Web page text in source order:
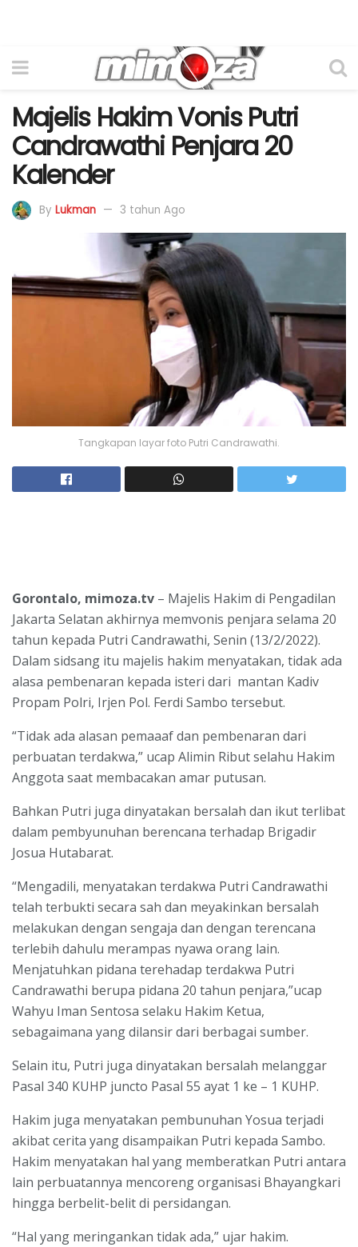
Majelis Hakim Vonis Putri
Candrawathi Penjara 20
Kalender
By Lukman 3 tahun Ago
Tangkapan layar foto Putri Candrawathi.
Gorontalo, mimoza.tv – Majelis Hakim di Pengadilan
Jakarta Selatan akhirnya memvonis penjara selama 20
tahun kepada Putri Candrawathi, Senin (13/2/2022).
Dalam sidsang itu majelis hakim menyatakan, tidak ada
alasa pembenaran kepada isteri dari mantan Kadiv
Propam Polri, Irjen Pol. Ferdi Sambo tersebut.
“Tidak ada alasan pemaaaf dan pembenaran dari
perbuatan terdakwa,” ucap Alimin Ribut selahu Hakim
Anggota saat membacakan amar putusan.
Bahkan Putri juga dinyatakan bersalah dan ikut terlibat
dalam pembyunuhan berencana terhadap Brigadir
Josua Hutabarat.
“Mengadili, menyatakan terdakwa Putri Candrawathi
telah terbukti secara sah dan meyakinkan bersalah
melakukan dengan sengaja dan dengan terencana
terlebih dahulu merampas nyawa orang lain.
Menjatuhkan pidana terehadap terdakwa Putri
Candrawathi berupa pidana 20 tahun penjara,”ucap
Wahyu Iman Sentosa selaku Hakim Ketua,
sebagaimana yang dilansir dari berbagai sumber.
Selain itu, Putri juga dinyatakan bersalah melanggar
Pasal 340 KUHP juncto Pasal 55 ayat 1 ke – 1 KUHP.
Hakim juga menyatakan pembunuhan Yosua terjadi
akibat cerita yang disampaikan Putri kepada Sambo.
Hakim menyatakan hal yang memberatkan Putri antara
lain perbuatannya mencoreng organisasi Bhayangkari
hingga berbelit-belit di persidangan.
“Hal yang meringankan tidak ada,” ujar hakim.